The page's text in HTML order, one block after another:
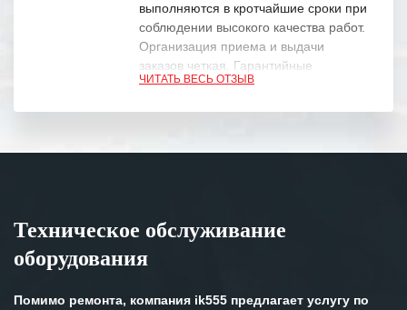
выполняются в кротчайшие сроки при
соблюдении высокого качества работ.
Организация приема и выдачи
заказов четкая. Гарантийные
обязательства выполняются в
Особенно хочется отметить высокую
клиентоориентированность
готовность помочь в самых сложных
ЧИТАТЬ ВЕСЬ ОТЗЫВ
Техническое обслуживание
оборудования
Помимо ремонта, компания ik555 предлагает услугу по